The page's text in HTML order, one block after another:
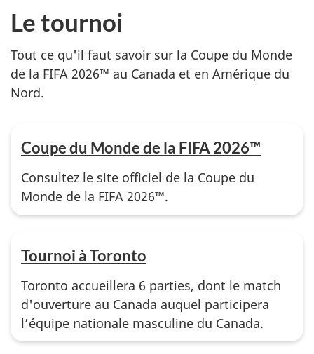
Le tournoi
Tout ce qu'il faut savoir sur la Coupe du Monde
de la FIFA 2026™ au Canada et en Amérique du
Nord.
Coupe du Monde de la FIFA 2026™
Consultez le site officiel de la Coupe du
Monde de la FIFA 2026™.
Tournoi à Toronto
Toronto accueillera 6 parties, dont le match
d'ouverture au Canada auquel participera
l’équipe nationale masculine du Canada.